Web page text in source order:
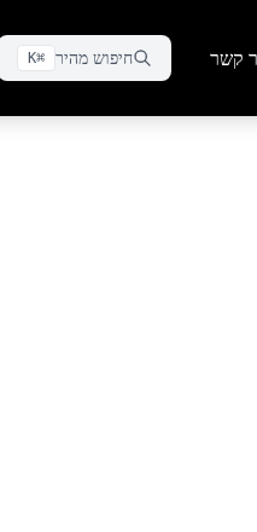
קשר חיפוש מהיר ⌘
K